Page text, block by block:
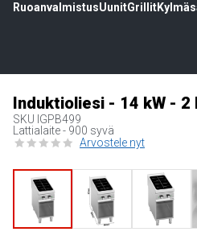
RuoanvalmistusUunitGrillit
Induktioliesi - 14 kW -
SKU IGPB499
Lattialaite - 900 syvä
Arvostele nyt